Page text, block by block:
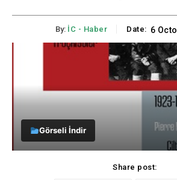
By: İC - Haber Date: 6
Görseli İndir
Share post: